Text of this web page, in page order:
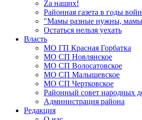
Zа наших!
Районная газета в годы
"Мамы разные нужны,
Остаться нельзя уехать
Власть
МО ГП Красная Горбатка
МО СП Новлянское
МО СП Волосатовское
МО СП Малышевское
МО СП Чертковское
Районный совет народных
Администрация района
Редакция